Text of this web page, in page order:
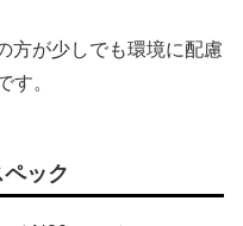
方が少しでも環境に配慮
す。
ック